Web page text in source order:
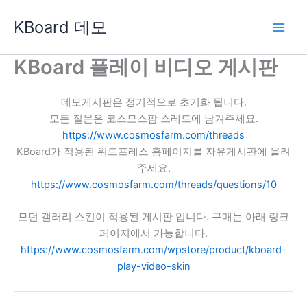
로
KBoard 데모
KBoard 플레이 비디오 게시판
데모게시판은 정기적으로 초기화 됩니다.
모든 질문은 코스모스팜 스레드에 남겨주세요.
https://www.cosmosfarm.com/threads
KBoard가 적용된 워드프레스 홈페이지를 자유게시판에 올려
주세요.
https://www.cosmosfarm.com/threads/questions/10
모던 갤러리 스킨이 적용된 게시판 입니다. 구매는 아래 링크
페이지에서 가능합니다.
https://www.cosmosfarm.com/wpstore/product/kboard-
play-video-skin